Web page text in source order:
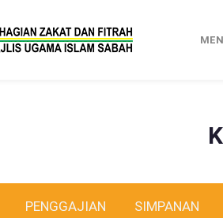
PENGGAJIAN SIMPANAN